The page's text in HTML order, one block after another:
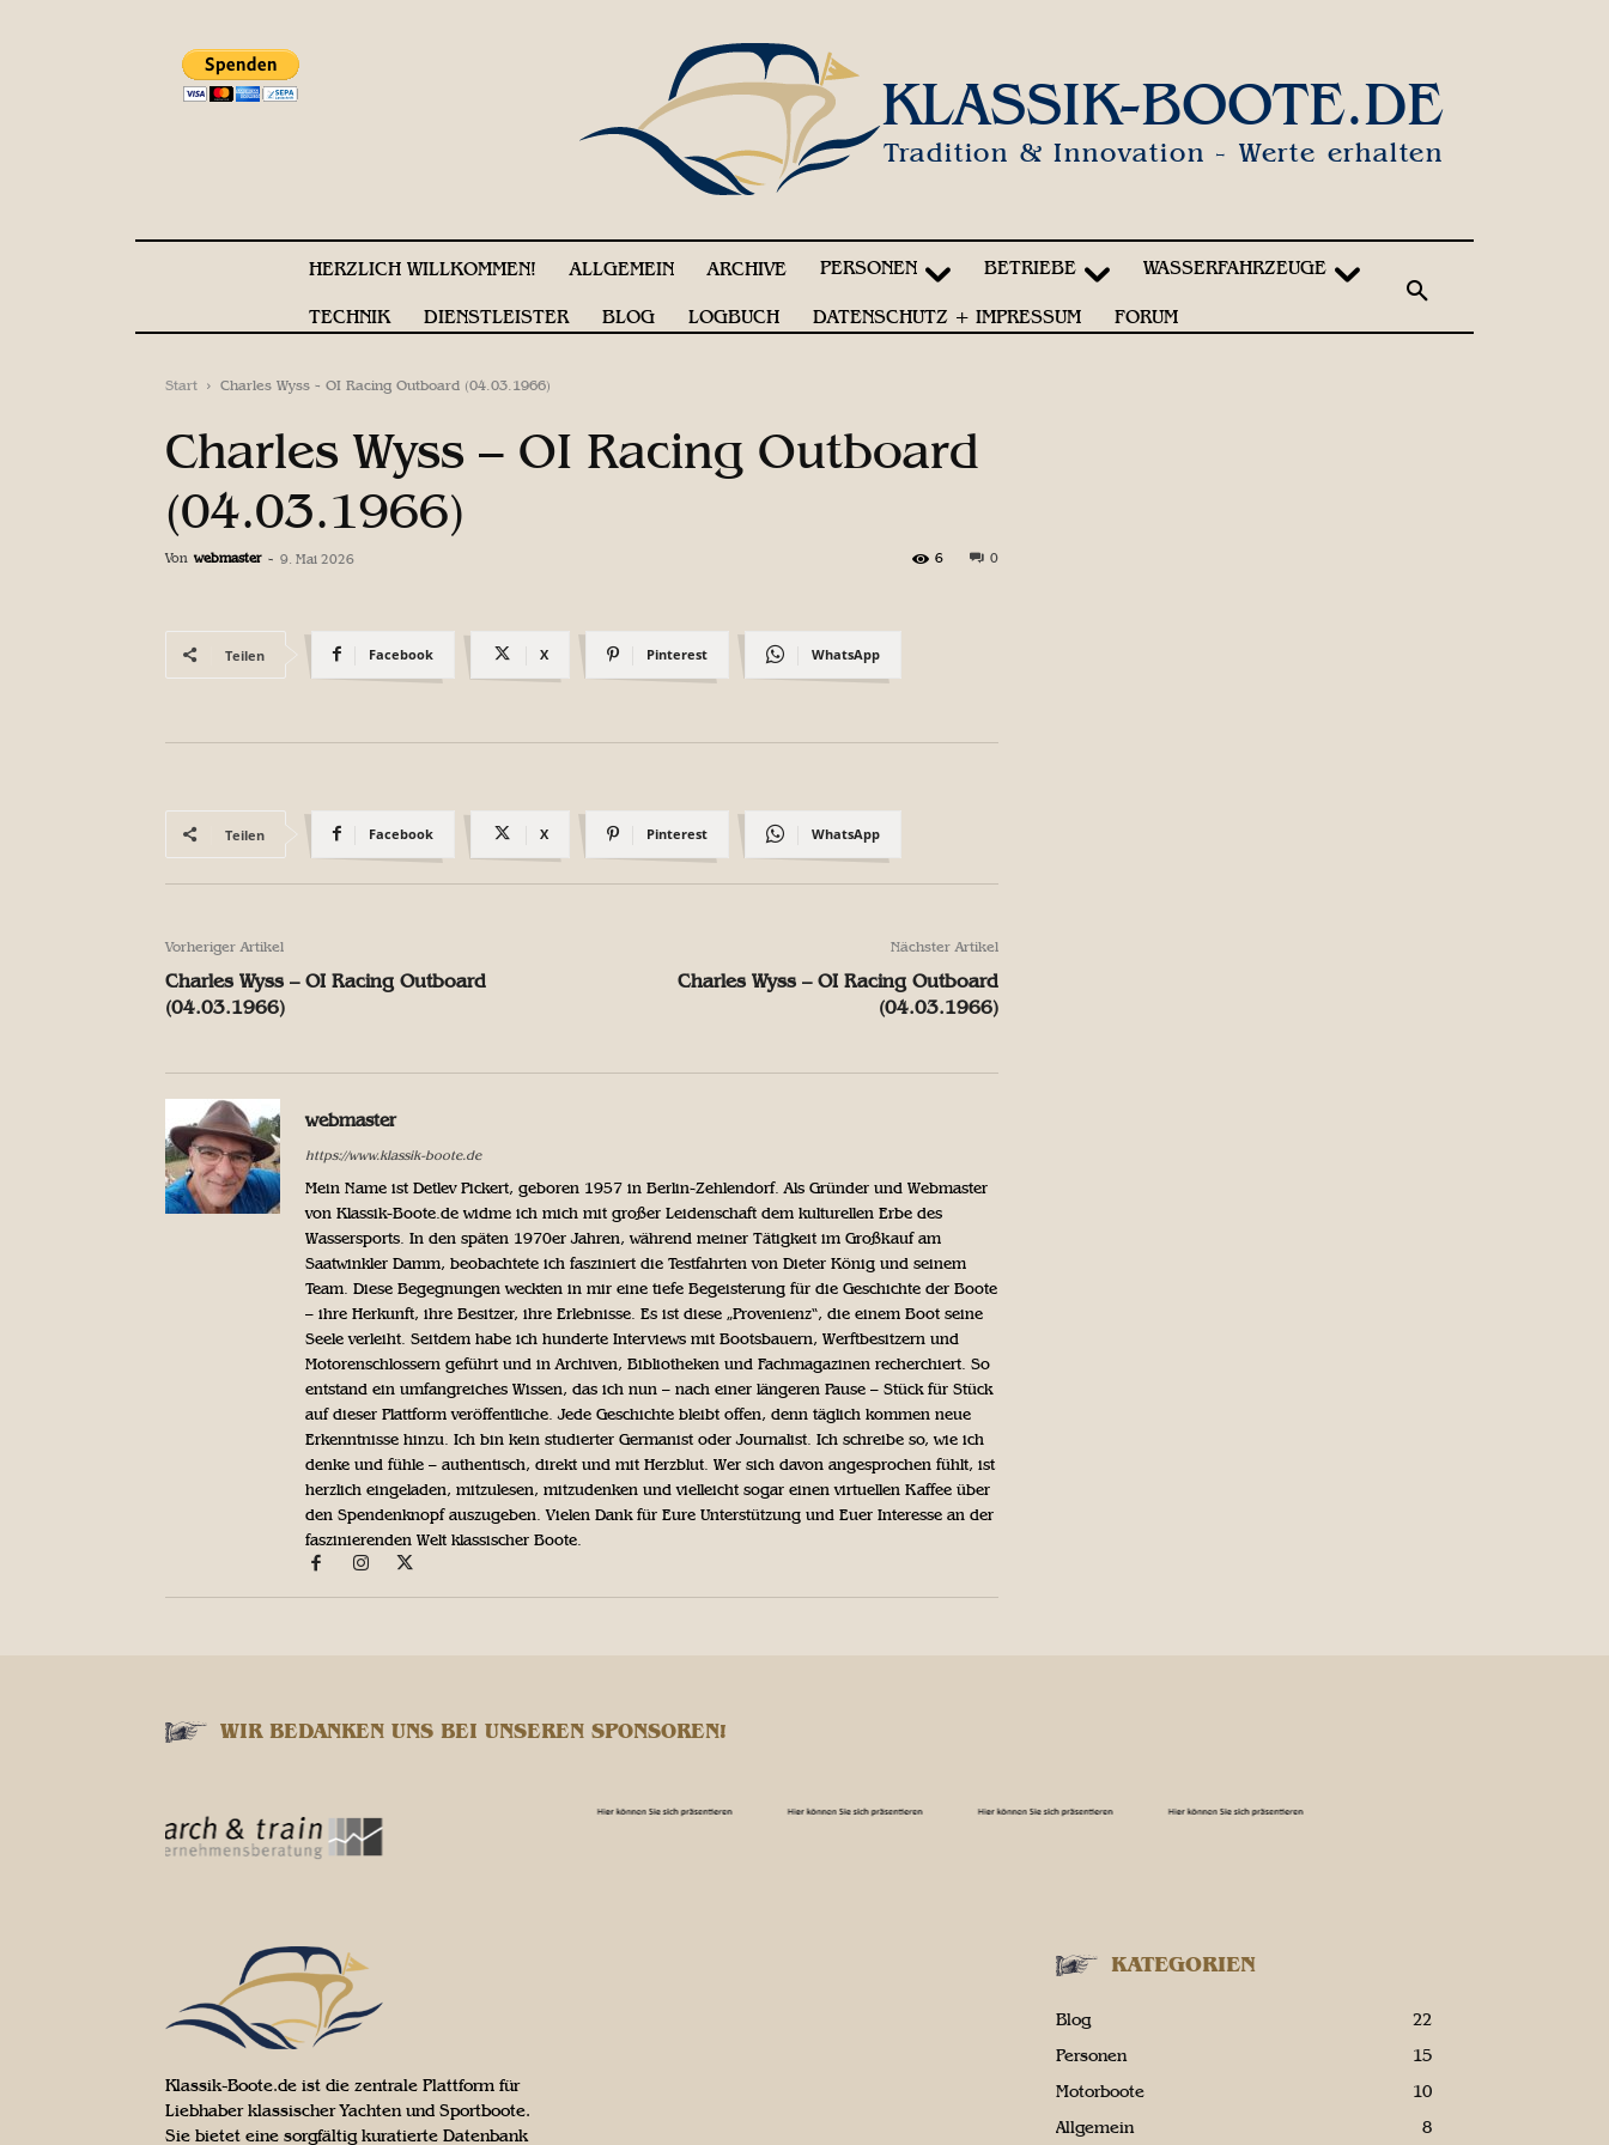
KLASSIK-BOOTE.DE
Tradition & Innovation - Werte erhalten
HERZLICH WILLKOMMEN! ALLGEMEIN ARCHIVE PERSONEN BETRIEBE WASSERFAHRZEUGE
TECHNIK DIENSTLEISTER BLOG LOGBUCH DATENSCHUTZ + IMPRESSUM FORUM
Start Charles Wyss - OI Racing Outboard (04.03.1966)
Charles Wyss – OI Racing Outboard
(04.03.1966)
Von webmaster - 9. Mai 2026 0
6
Teilen Facebook X Pinterest WhatsApp
Teilen Facebook X Pinterest WhatsApp
Vorheriger Artikel
Charles Wyss – OI Racing Outboard
(04.03.1966)
Nächster Artikel
Charles Wyss – OI Racing Outboard
(04.03.1966)
webmaster
https://www.klassik-boote.de
Mein Name ist Detlev Pickert, geboren 1957 in Berlin-Zehlendorf. Als Gründer und Webmaster
von Klassik-Boote.de widme ich mich mit großer Leidenschaft dem kulturellen Erbe des
Wassersports. In den späten 1970er Jahren, während meiner Tätigkeit im Großkauf am
Saatwinkler Damm, beobachtete ich fasziniert die Testfahrten von Dieter König und seinem
Team. Diese Begegnungen weckten in mir eine tiefe Begeisterung für die Geschichte der Boote
– ihre Herkunft, ihre Besitzer, ihre Erlebnisse. Es ist diese „Provenienz“, die einem Boot seine
Seele verleiht. Seitdem habe ich hunderte Interviews mit Bootsbauern, Werftbesitzern und
Motorenschlossern geführt und in Archiven, Bibliotheken und Fachmagazinen recherchiert. So
entstand ein umfangreiches Wissen, das ich nun – nach einer längeren Pause – Stück für Stück
auf dieser Plattform veröffentliche. Jede Geschichte bleibt offen, denn täglich kommen neue
Erkenntnisse hinzu. Ich bin kein studierter Germanist oder Journalist. Ich schreibe so, wie ich
denke und fühle – authentisch, direkt und mit Herzblut. Wer sich davon angesprochen fühlt, ist
herzlich eingeladen, mitzulesen, mitzudenken und vielleicht sogar einen virtuellen Kaffee über
den Spendenknopf auszugeben. Vielen Dank für Eure Unterstützung und Euer Interesse an der
faszinierenden Welt klassischer Boote.
WIR BEDANKEN UNS BEI UNSEREN SPONSOREN!
Klassik-Boote.de ist die zentrale Plattform für
Liebhaber klassischer Yachten und Sportboote.
Sie bietet eine sorgfältig kuratierte Datenbank
KATEGORIEN
Blog
22
Personen
15
Motorboote
10
Allgemein
8